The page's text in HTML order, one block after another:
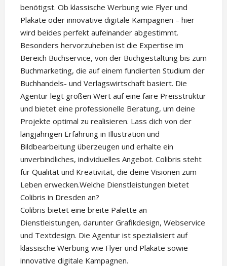
benötigst. Ob klassische Werbung wie Flyer und
Plakate oder innovative digitale Kampagnen – hier
wird beides perfekt aufeinander abgestimmt.
Besonders hervorzuheben ist die Expertise im
Bereich Buchservice, von der Buchgestaltung bis zum
Buchmarketing, die auf einem fundierten Studium der
Buchhandels- und Verlagswirtschaft basiert. Die
Agentur legt großen Wert auf eine faire Preisstruktur
und bietet eine professionelle Beratung, um deine
Projekte optimal zu realisieren. Lass dich von der
langjährigen Erfahrung in Illustration und
Bildbearbeitung überzeugen und erhalte ein
unverbindliches, individuelles Angebot. Colibris steht
für Qualität und Kreativität, die deine Visionen zum
Leben erwecken.Welche Dienstleistungen bietet
Colibris in Dresden an?
Colibris bietet eine breite Palette an
Dienstleistungen, darunter Grafikdesign, Webservice
und Textdesign. Die Agentur ist spezialisiert auf
klassische Werbung wie Flyer und Plakate sowie
innovative digitale Kampagnen.